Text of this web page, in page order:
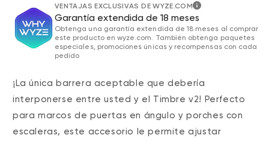
VENTAJAS EXCLUSIVAS DE WYZE.COM
Garantía extendida de 18 meses
Obtenga una garantía extendida de 18 meses al comprar
este producto en wyze.com. También obtenga paquetes
especiales, promociones únicas y recompensas con cada
pedido
¡La única barrera aceptable que debería
interponerse entre usted y el Timbre v2! Perfecto
para marcos de puertas en ángulo y porches con
escaleras, este accesorio le permite ajustar